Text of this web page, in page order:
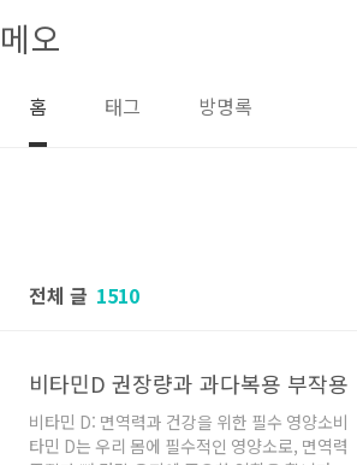
메오
홈 태그 방명록
전체 글 1510
비타민D 권장량과 과다복용 부작용
비타민 D: 면역력과 건강을 위한 필수 영양소비
타민 D는 우리 몸에 필수적인 영양소로, 면역력